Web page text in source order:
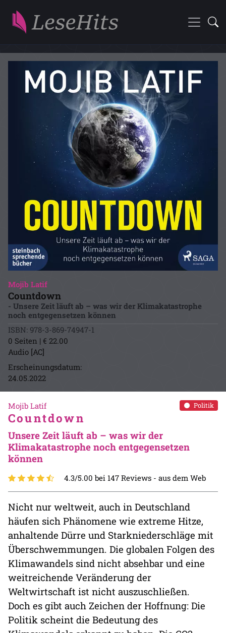
Mojib Latif
Countdown
- Unsere Zeit läuft ab – was wir der Klimakatastrophe
noch entgegensetzen können
ISBN: 978-3-869-74947-1
0 Seiten | € 22.00
Audio [AC]
Erscheinungsdatum:
24.05.2022
Politik
Mojib Latif
Countdown
Unsere Zeit läuft ab – was wir der
Klimakatastrophe noch entgegensetzen
können
4.3/5.00 bei 147 Reviews - aus dem Web
Nicht nur weltweit, auch in Deutschland
häufen sich Phänomene wie extreme Hitze,
anhaltende Dürre und Starkniederschläge mit
Überschwemmungen. Die globalen Folgen des
Klimawandels sind nicht absehbar und eine
weitreichende Veränderung der
Weltwirtschaft ist nicht auszuschließen.
Doch es gibt auch Zeichen der Hoffnung: Die
Politik scheint die Bedeutung des